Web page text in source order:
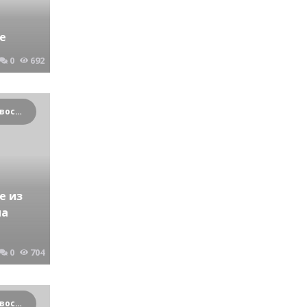
0 692
Криминальные новости Новосибирска и Сибирского региона
из
0 704
Криминальные новости Новосибирска и Сибирского региона